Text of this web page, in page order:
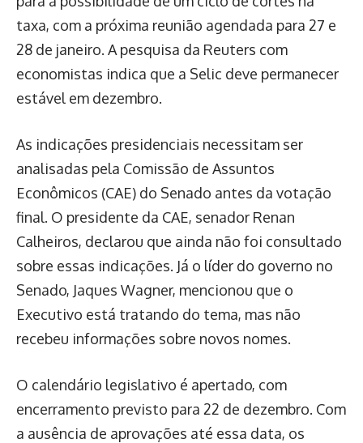
taxa, com a próxima reunião agendada para 27 e
28 de janeiro. A pesquisa da Reuters com
economistas indica que a Selic deve permanecer
estável em dezembro.
As indicações presidenciais necessitam ser
analisadas pela Comissão de Assuntos
Econômicos (CAE) do Senado antes da votação
final. O presidente da CAE, senador Renan
Calheiros, declarou que ainda não foi consultado
sobre essas indicações. Já o líder do governo no
Senado, Jaques Wagner, mencionou que o
Executivo está tratando do tema, mas não
recebeu informações sobre novos nomes.
O calendário legislativo é apertado, com
encerramento previsto para 22 de dezembro. Com
a ausência de aprovações até essa data, os